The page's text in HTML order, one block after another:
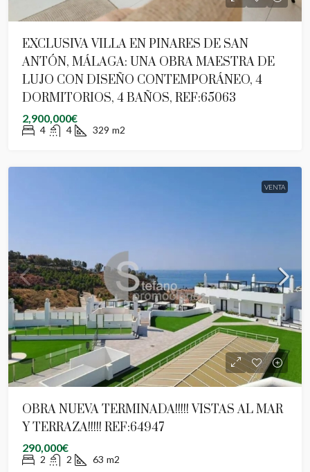
EXCLUSIVA VILLA EN PINARES DE SAN
ANTÓN, MÁLAGA: UNA OBRA MAESTRA DE
LUJO CON DISEÑO CONTEMPORÁNEO, 4
DORMITORIOS, 4 BAÑOS, REF:65063
2,900,000€
4 4 329 m2
VENTA
OBRA NUEVA TERMINADA!!!!! VISTAS AL MAR
Y TERRAZA!!!!! REF:64947
290,000€
2 2 63 m2